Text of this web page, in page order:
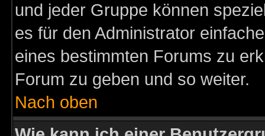
und jeder Gruppe können
es für den Administrator
eines bestimmten Forums zu
Forum zu geben und so weiter.
Nach oben